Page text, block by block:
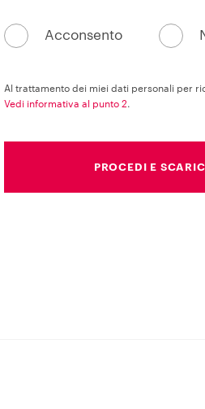
Acconsento
Al trattamento dei miei dati personali per
Vedi informativa al punto 2.